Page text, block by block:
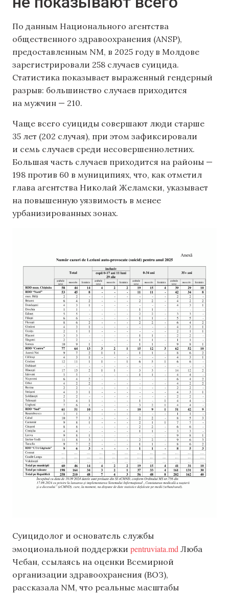
По данным Национального агентства
общественного здравоохранения (ANSP),
предоставленным NM, в 2025 году в Молдове
зарегистрировали 258 случаев суицида.
Статистика показывает выраженный гендерный
разрыв: большинство случаев приходится
на мужчин — 210.
Чаще всего суициды совершают люди старше
35 лет (202 случая), при этом зафиксировали
и семь случаев среди несовершеннолетних.
Большая часть случаев приходится на районы —
198 против 60 в муниципиях, что, как отметил
глава агентства Николай Желамски, указывает
на повышенную уязвимость в менее
урбанизированных зонах.
Суицидолог и основатель службы
эмоциональной поддержки pentruviata.md Люба
Чебан, ссылаясь на оценки Всемирной
организации здравоохранения (ВОЗ),
рассказала NM, что реальные масштабы